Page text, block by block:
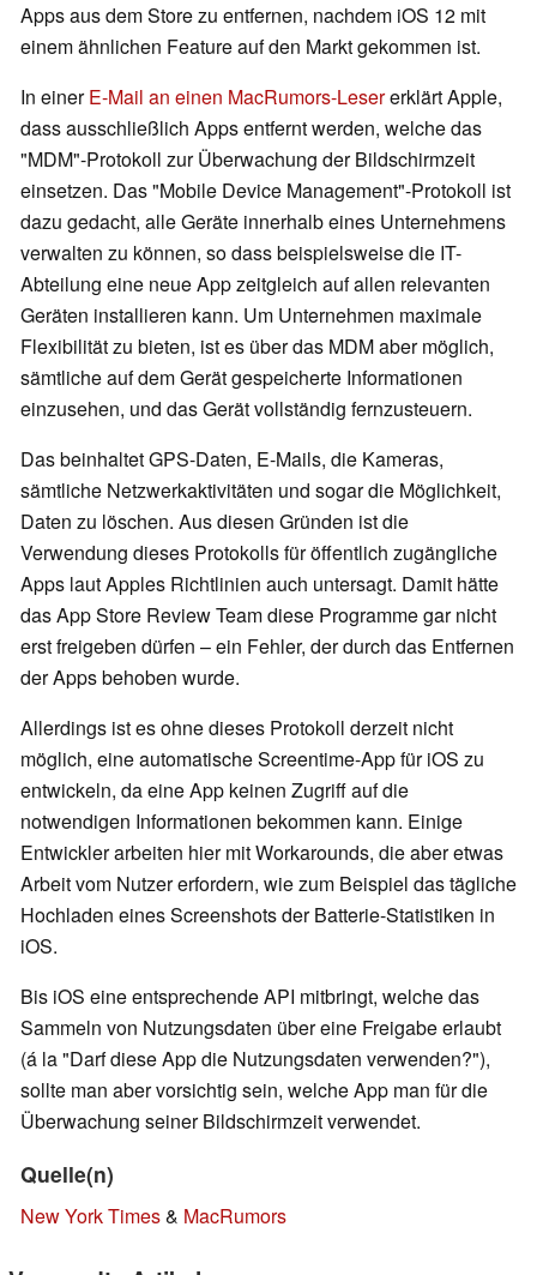
Apps aus dem Store zu entfernen, nachdem iOS 12 mit
einem ähnlichen Feature auf den Markt gekommen ist.
In einerE-Mail an einen MacRumors-Lesererklärt Apple,
dass ausschließlich Apps entfernt werden, welche das
"MDM"-Protokoll zur Überwachung der Bildschirmzeit
einsetzen. Das "Mobile Device Management"-Protokoll ist
dazu gedacht, alle Geräte innerhalb eines Unternehmens
verwalten zu können, so dass beispielsweise die IT-
Abteilung eine neue App zeitgleich auf allen relevanten
Geräten installieren kann. Um Unternehmen maximale
Flexibilität zu bieten, ist es über das MDM aber möglich,
sämtliche auf dem Gerät gespeicherte Informationen
einzusehen, und das Gerät vollständig fernzusteuern.
Das beinhaltet GPS-Daten, E-Mails, die Kameras,
sämtliche Netzwerkaktivitäten und sogar die Möglichkeit,
Daten zu löschen. Aus diesen Gründen ist die
Verwendung dieses Protokolls für öffentlich zugängliche
Apps laut Apples Richtlinien auch untersagt. Damit hätte
das App Store Review Team diese Programme gar nicht
erst freigeben dürfen – ein Fehler, der durch das Entfernen
der Apps behoben wurde.
Allerdings ist es ohne dieses Protokoll derzeit nicht
möglich, eine automatische Screentime-App für iOS zu
entwickeln, da eine App keinen Zugriff auf die
notwendigen Informationen bekommen kann. Einige
Entwickler arbeiten hier mit Workarounds, die aber etwas
Arbeit vom Nutzer erfordern, wie zum Beispiel das tägliche
Hochladen eines Screenshots der Batterie-Statistiken in
iOS.
Bis iOS eine entsprechende API mitbringt, welche das
Sammeln von Nutzungsdaten über eine Freigabe erlaubt
(á la "Darf diese App die Nutzungsdaten verwenden?"),
sollte man aber vorsichtig sein, welche App man für die
Überwachung seiner Bildschirmzeit verwendet.
Quelle(n)
New York Times& MacRumors